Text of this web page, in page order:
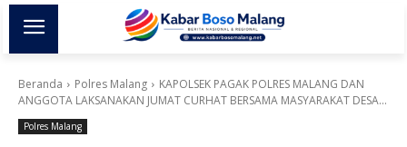
Beranda Polres Malang
KAPOLSEK PAGAK POLRES MALANG DAN
ANGGOTA LAKSANAKAN JUMAT CURHAT BERSAMA MASYARAKAT DESA...
Polres Malang